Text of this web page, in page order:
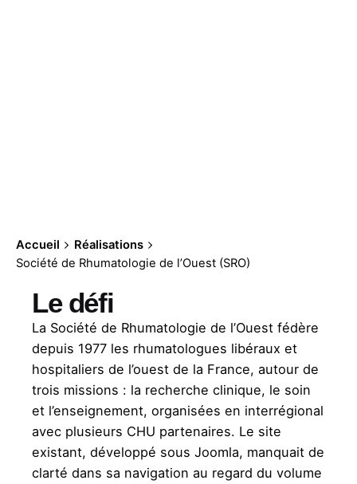
Accueil
Réalisations
Société de Rhumatologie de l’Ouest (SRO)
Le défi
La Société de Rhumatologie de l’Ouest fédère
depuis 1977 les rhumatologues libéraux et
hospitaliers de l’ouest de la France, autour de
trois missions : la recherche clinique, le soin
et l’enseignement, organisées en interrégional
avec plusieurs CHU partenaires. Le site
existant, développé sous Joomla, manquait de
clarté dans sa navigation au regard du volume